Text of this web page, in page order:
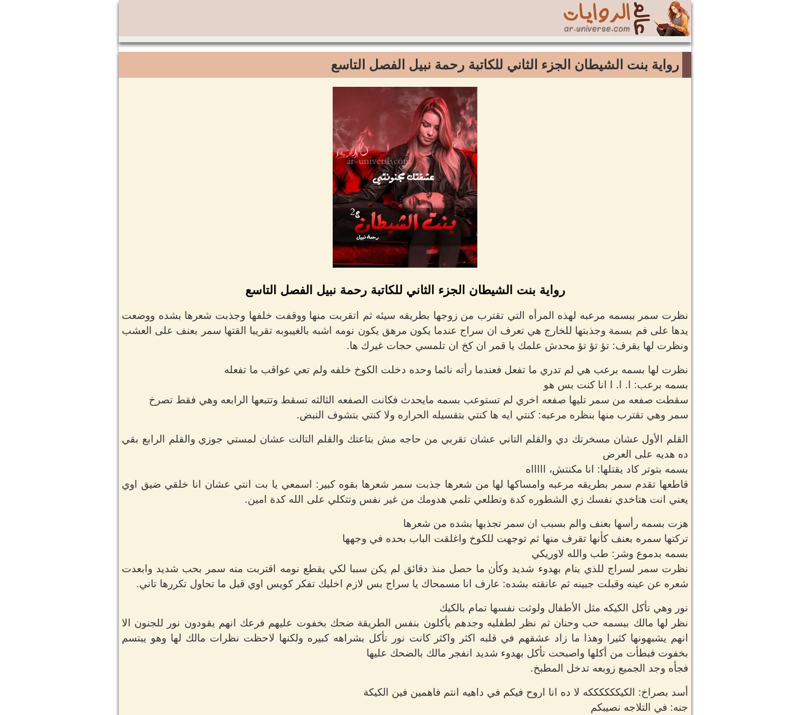
رواية بنت الشيطان الجزء الثاني للكاتبة رحمة نبيل الفصل التاسع
رواية بنت الشيطان الجزء الثاني للكاتبة رحمة نبيل الفصل التاسع
نظرت سمر ببسمه مرعبه لهذه المرأه التي تقترب من زوجها بطريقه سيئه ثم اتقربت منها ووقفت خلفها وجذبت شعرها بشده ووضعت
يدها على فم بسمة وجذبتها للخارج هي تعرف ان سراج عندما يكون مرهق يكون نومه اشبه بالغيبوبه تقريبا القتها سمر بعنف على العشب
ونظرت لها بقرف: تؤ تؤ تؤ محدش علمك يا قمر ان كخ ان تلمسي حجات غيرك ها.
نظرت لها بسمه برعب هي لم تدري ما تفعل فعندما رأته نائما وحده دخلت الكوخ خلفه ولم تعي عواقب ما تفعله
بسمه برعب: ا. ا. ا انا كنت بس هو
سقطت صفعه من سمر تليها صفعه اخري لم تستوعب بسمه مايحدث فكانت الصفعه الثالثه تسقط وتتبعها الرابعه وهي فقط تصرخ
سمر وهي تقترب منها بنظره مرعبه: كنتي ايه ها كنتي بتقسيله الحراره ولا كنتي بتشوف النبض.
القلم الأول عشان مسخرتك دي والقلم التاني عشان تقربي من حاجه مش بتاعتك والقلم التالت عشان لمستي جوزي والقلم الرابع بقي
ده هديه على العرض
بسمه بتوتر كاد يقتلها: انا مكنتش، اااااه
قاطعها تقدم سمر بطريقه مرعبه وامساكها لها من شعرها جذبت سمر شعرها بقوه كبير: اسمعي يا بت انتي عشان انا خلقي ضيق اوي
يعني انت هتاخدي نفسك زي الشطوره كدة وتطلعي تلمي هدومك من غير نفس وتتكلي على الله كدة امين.
هزت بسمه رأسها بعنف والم بسبب ان سمر تجذبها بشده من شعرها
تركتها سمره بعنف كأنها تقرف منها ثم توجهت للكوخ واغلقت الباب بحده في وجهها
بسمه بدموع وشر: طب والله لاوريكي
نظرت سمر لسراج للذي ينام بهدوء شديد وكأن ما حصل منذ دقائق لم يكن سببا لكي يقطع نومه اقتربت منه سمر بحب شديد وابعدت
شعره عن عينه وقبلت جبينه ثم عانقته بشده: عارف انا مسمحاك يا سراج بس لازم اخليك تفكر كويس اوي قبل ما تحاول تكررها تاني.
نور وهي تأكل الكيكه مثل الأطفال ولوثت نفسها تمام بالكيك
نظر لها مالك ببسمه حب وحنان ثم نظر لطفليه وجدهم يأكلون بنفس الطريقة ضحك بخفوت عليهم فرعك انهم يقودون نور للجنون الا
انهم يشبهونها كثيرا وهذا ما زاد عشقهم في قلبه اكثر واكثر كانت نور تأكل بشراهه كبيره ولكنها لاحظت نظرات مالك لها وهو يبتسم
بخفوت فبطأت من أكلها واصبحت تأكل بهدوء شديد انفجر مالك بالضحك عليها
فجأه وجد الجميع زوبعه تدخل المطبخ.
أسد بصراخ: الكيككككككه لا ده انا اروح فيكم في داهيه انتم فاهمين فين الكيكة
جنه: في التلاجه نصيبكم